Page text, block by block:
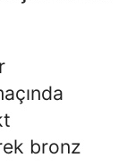
bronz